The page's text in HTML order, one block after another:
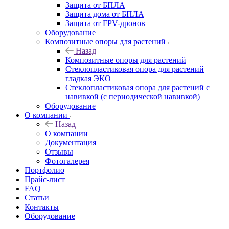
Защита от БПЛА
Защита дома от БПЛА
Защита от FPV-дронов
Оборудование
Композитные опоры для растений
Назад
Композитные опоры для растений
Стеклопластиковая опора для растений
гладкая ЭКО
Стеклопластиковая опора для растений с
навивкой (с периодической навивкой)
Оборудование
О компании
Назад
О компании
Документация
Отзывы
Фотогалерея
Портфолио
Прайс-лист
FAQ
Статьи
Контакты
Оборудование